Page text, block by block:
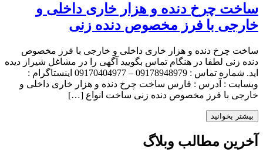
ساخت چرخ دنده و هزار خاری داخلی و
خارجی با فرز مخصوص دنده زنی
ساخت چرخ دنده و هزار خاری داخلی و خارجی با فرز مخصوص
دنده زنی لطفا در هنگام تماس بگویید آگهی را در مشاغل شیراز دیده
اید. شماره تماس : 09178948979 – 09170404977 اینستاگرام :
وبسایت : آدرس : فارس ساخت چرخ دنده و هزار خاری داخلی و
خارجی با فرز مخصوص دنده زنی ساخت انواع […]
بیشتر بخوانید
آخرین مطالب وبلاگ